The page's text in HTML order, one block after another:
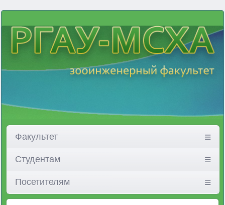
Факультет
Студентам
Посетителям